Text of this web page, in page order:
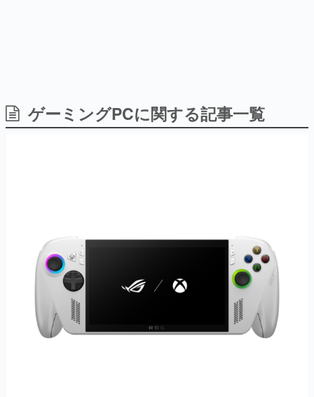
ゲーム開発者・hamatsu氏がゲームの魅力を画面や操作の
具体的な形から解き明かしていく、硬派で骨太な評論連載
です。
特集記事
マンガ
女性向け
アプリレビュー
ゲーミングPCに関する記事一覧